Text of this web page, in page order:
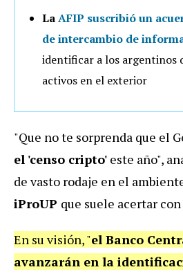
LaAFIP suscribió un
de intercambio de
identificar a los argentinos
activos en el exterior
"Que no te sorprenda que el
el 'censo cripto' este año",
de vasto rodaje en el
iProUP que suele acertar
En su visión, "el Banco
avanzarán en la